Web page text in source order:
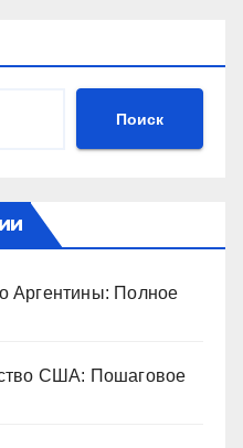
Поиск
Аргентины: Полное
США: Пошаговое